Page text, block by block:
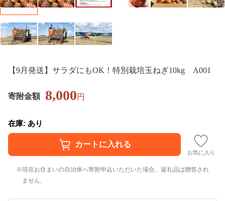
【9月発送】サラダにもOK！特別栽培玉ねぎ10kg A001
寄附金額 8,000円
在庫: あり
お気に入り
現在お住まいの自治体へ寄附申込いただいた場合、返礼品は贈答され
ません。